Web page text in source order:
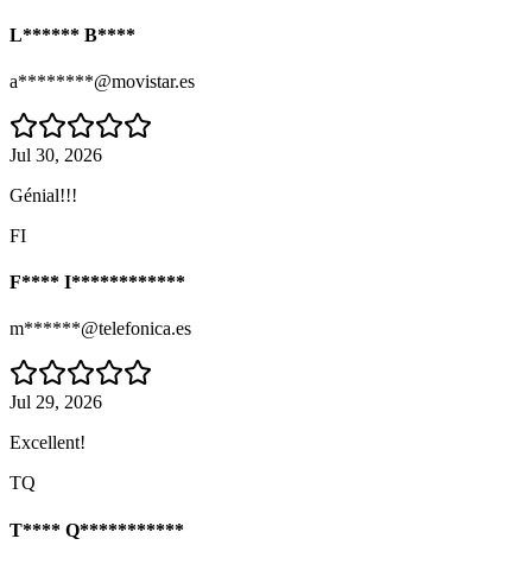
L****** B****
a********@movistar.es
Jul 30, 2026
Génial!!!
FI
F**** I************
m******@telefonica.es
Jul 29, 2026
Excellent!
TQ
T**** Q***********